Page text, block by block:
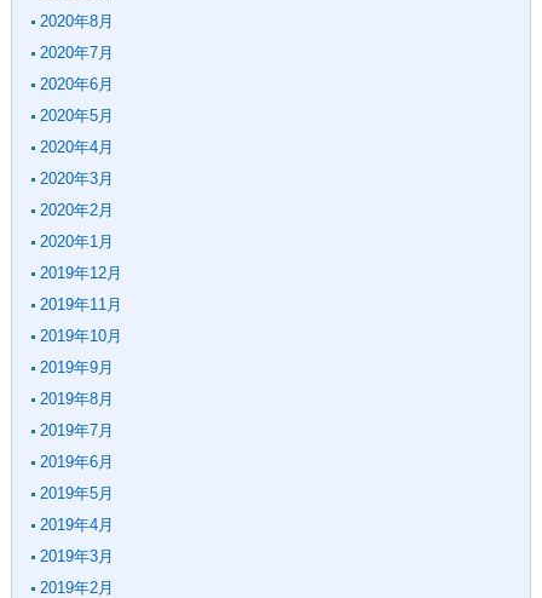
2020年8月
2020年7月
2020年6月
2020年5月
2020年4月
2020年3月
2020年2月
2020年1月
2019年12月
2019年11月
2019年10月
2019年9月
2019年8月
2019年7月
2019年6月
2019年5月
2019年4月
2019年3月
2019年2月